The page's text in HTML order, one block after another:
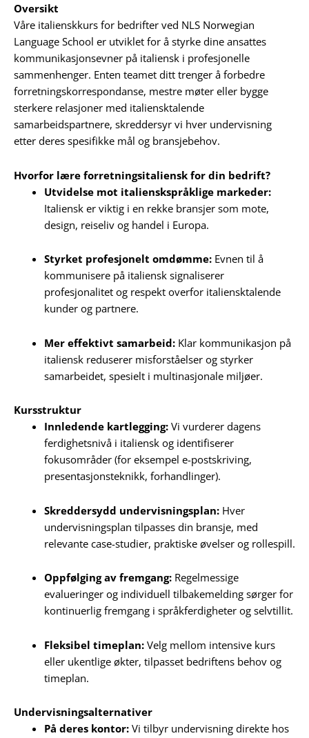
Oversikt
Våre italienskkurs for bedrifter ved NLS Norwegian
Language School er utviklet for å styrke dine ansattes
kommunikasjonsevner på italiensk i profesjonelle
sammenhenger. Enten teamet ditt trenger å forbedre
forretningskorrespondanse, mestre møter eller bygge
sterkere relasjoner med italiensktalende
samarbeidspartnere, skreddersyr vi hver undervisning
etter deres spesifikke mål og bransjebehov.
Hvorfor lære forretningsitaliensk for din bedrift?
Utvidelse mot italienskspråklige markeder:
Italiensk er viktig i en rekke bransjer som mote,
design, reiseliv og handel i Europa.
Styrket profesjonelt omdømme:Evnen til å
kommunisere på italiensk signaliserer
profesjonalitet og respekt overfor italiensktalende
kunder og partnere.
Mer effektivt samarbeid:Klar kommunikasjon på
italiensk reduserer misforståelser og styrker
samarbeidet, spesielt i multinasjonale miljøer.
Kursstruktur
Innledende kartlegging:Vi vurderer dagens
ferdighetsnivå i italiensk og identifiserer
fokusområder (for eksempel e-postskriving,
presentasjonsteknikk, forhandlinger).
Skreddersydd undervisningsplan:Hver
undervisningsplan tilpasses din bransje, med
relevante case-studier, praktiske øvelser og rollespill.
Oppfølging av fremgang:Regelmessige
evalueringer og individuell tilbakemelding sørger for
kontinuerlig fremgang i språkferdigheter og selvtillit.
Fleksibel timeplan:Velg mellom intensive kurs
eller ukentlige økter, tilpasset bedriftens behov og
timeplan.
Undervisningsalternativer
På deres kontor:Vi tilbyr undervisning direkte hos